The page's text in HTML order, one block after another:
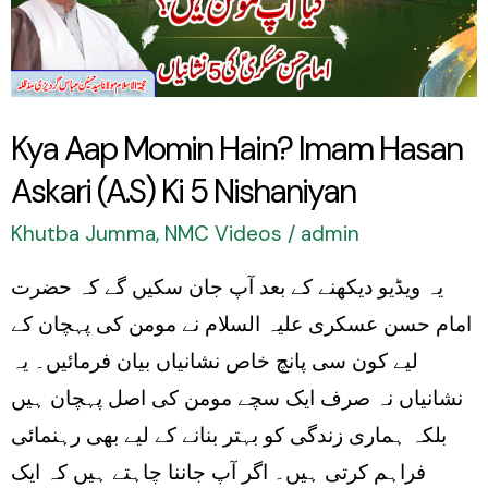
Kya Aap Momin Hain? Imam Hasan
Askari (A.S) Ki 5 Nishaniyan
Khutba Jumma, NMC Videos / admin
یہ ویڈیو دیکھنے کے بعد آپ جان سکیں گے کہ حضرت
امام حسن عسکری علیہ السلام نے مومن کی پہچان کے
لیے کون سی پانچ خاص نشانیاں بیان فرمائیں۔ یہ
نشانیاں نہ صرف ایک سچے مومن کی اصل پہچان ہیں
بلکہ ہماری زندگی کو بہتر بنانے کے لیے بھی رہنمائی
فراہم کرتی ہیں۔ اگر آپ جاننا چاہتے ہیں کہ ایک
Hasan
Askari
Ki
5
Nishaniyan